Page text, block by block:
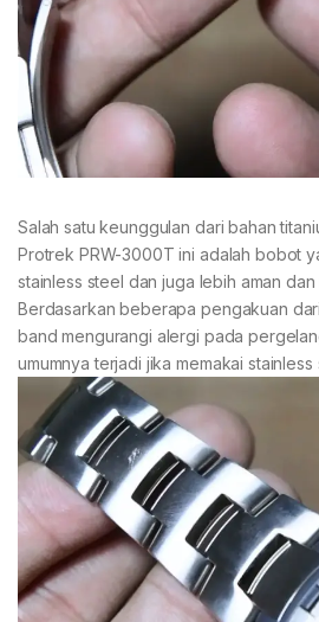
Salah satu keunggulan dari bahan
Protrek PRW-3000T ini adalah bobot
stainless steel dan juga lebih aman dan
Berdasarkan beberapa pengakuan
band mengurangi alergi pada
umumnya terjadi jika memakai